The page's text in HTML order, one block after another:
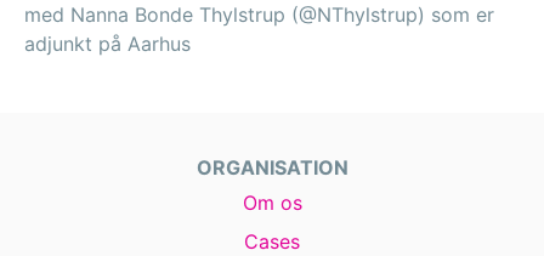
med Nanna Bonde Thylstrup (@NThylstrup) som er
adjunkt på Aarhus
ORGANISATION
Om os
Cases